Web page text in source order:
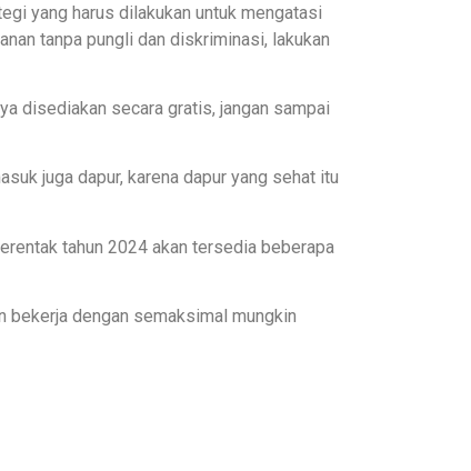
yang harus dilakukan untuk mengatasi
tanpa pungli dan diskriminasi, lakukan
disediakan secara gratis, jangan sampai
juga dapur, karena dapur yang sehat itu
tahun 2024 akan tersedia beberapa
bekerja dengan semaksimal mungkin